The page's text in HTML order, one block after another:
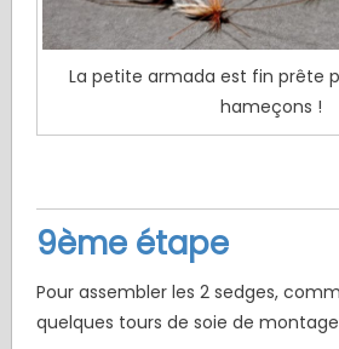
La petite armada est fin prête
hameçons !
9ème étape
Pour assembler les 2 sedges,
quelques tours de soie de